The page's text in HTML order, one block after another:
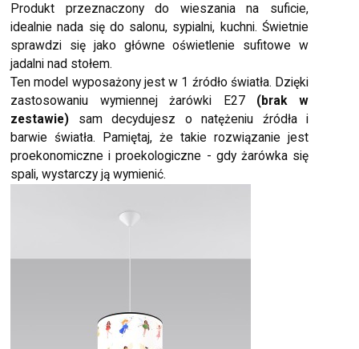
Produkt przeznaczony do wieszania na suficie,
idealnie nada się do salonu, sypialni, kuchni. Świetnie
sprawdzi się jako główne oświetlenie sufitowe w
jadalni nad stołem.
Ten model wyposażony jest w 1 źródło światła. Dzięki
zastosowaniu wymiennej żarówki E27 (brak w
zestawie) sam decydujesz o natężeniu źródła i
barwie światła. Pamiętaj, że takie rozwiązanie jest
proekonomiczne i proekologiczne - gdy żarówka się
spali, wystarczy ją wymienić.